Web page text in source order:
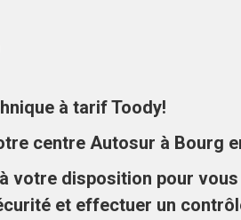
à tarif Toody!
centre Autosur à Bourg
votre disposition pour
et effectuer un